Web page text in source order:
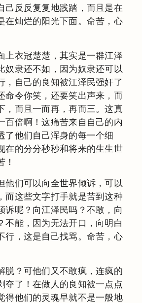
己反反复复地践踏，而且是在
在灿烂的阳光下面。命苦，心
上衣冠楚楚，其实是一群江泽
奴隶还不如，因为奴隶还可以
，自己的良知被江泽民强奸了
命令你笑，还要笑出声来，而
，而且一而再，再而三。这真
百倍啊！这痛苦来自自己的内
了他们自己浑身的每一个细
在的分分秒秒和将来的生生世
！
他们可以向全世界倾诉，可以
而这些文字打手就是苦到这种
诉呢？向江泽民吗？不敢，向
不能，因为无法开口，向明白
行，这是自己找骂。命苦，心
脱？可他们又不敢疯，连疯的
夺了！在做人的良知被一点点
得他们的灵魂早就不是一般地